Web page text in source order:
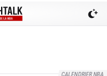
CALENDRIER NBA